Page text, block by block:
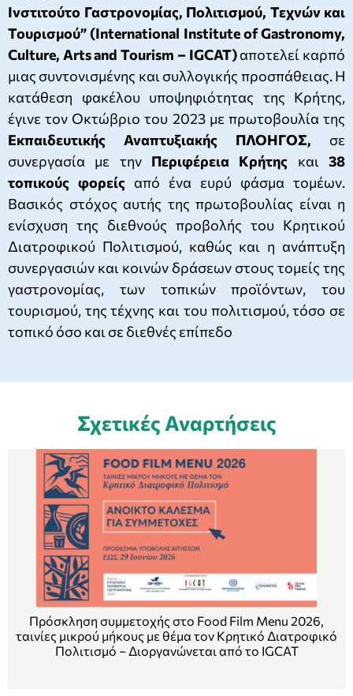
Ινστιτούτο Γαστρονομίας, Πολιτισμού, Τεχνών και
Τουρισμού” (International Institute of Gastronomy,
Culture, Arts and Tourism – IGCAT)αποτελεί καρπό
μιας συντονισμένης και συλλογικής προσπάθειας. Η
κατάθεση φακέλου υποψηφιότητας της Κρήτης,
έγινε τον Οκτώβριο του 2023 με πρωτοβουλία της
Εκπαιδευτικής Αναπτυξιακής ΠΛΟΗΓΟΣ, σε
συνεργασία με την Περιφέρεια Κρήτης και38
τοπικούς φορείς από ένα ευρύ φάσμα τομέων.
Βασικός στόχος αυτής της πρωτοβουλίας είναι η
ενίσχυση της διεθνούς προβολής του Κρητικού
Διατροφικού Πολιτισμού, καθώς και η ανάπτυξη
συνεργασιών και κοινών δράσεων στους τομείς της
γαστρονομίας, των τοπικών προϊόντων, του
τουρισμού, της τέχνης και του πολιτισμού, τόσο σε
τοπικό όσο και σε διεθνές επίπεδο
Σχετικές Αναρτήσεις
Πρόσκληση συμμετοχής στο Food Film Menu 2026,
ταινίες μικρού μήκους με θέμα τον Κρητικό Διατροφικό
Πολιτισμό – Διοργανώνεται από το IGCAT